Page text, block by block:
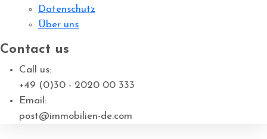
Datenschutz
Über uns
Contact us
Call us:
+49 (0)30 - 2020 00 333
Email:
post@immobilien-de.com